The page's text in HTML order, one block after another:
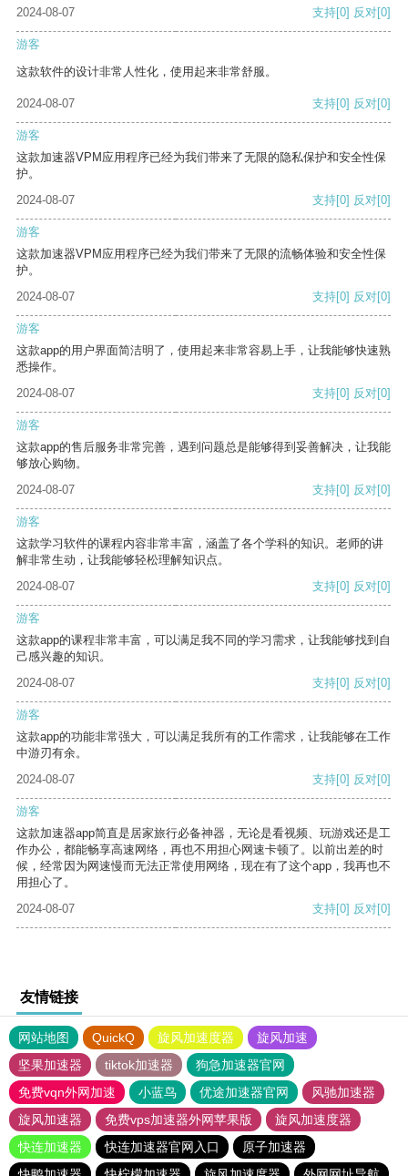
2024-08-07 支持[0] 反对[0]
游客
这款软件的设计非常人性化，使用起来非常舒服。
2024-08-07 支持[0] 反对[0]
游客
这款加速器VPM应用程序已经为我们带来了无限的隐私保护和安全性保
护。
2024-08-07
支持[0] 反对[0]
游客
这款加速器VPM应用程序已经为我们带来了无限的流畅体验和安全性保
护。
2024-08-07
支持[0] 反对[0]
游客
这款app的用户界面简洁明了，使用起来非常容易上手，让我能够快速熟
悉操作。
2024-08-07
支持[0] 反对[0]
游客
这款app的售后服务非常完善，遇到问题总是能够得到妥善解决，让我能
够放心购物。
2024-08-07
支持[0] 反对[0]
游客
这款学习软件的课程内容非常丰富，涵盖了各个学科的知识。老师的讲
解非常生动，让我能够轻松理解知识点。
2024-08-07
支持[0] 反对[0]
游客
这款app的课程非常丰富，可以满足我不同的学习需求，让我能够找到自
己感兴趣的知识。
2024-08-07
支持[0] 反对[0]
游客
这款app的功能非常强大，可以满足我所有的工作需求，让我能够在工作
中游刃有余。
2024-08-07
支持[0] 反对[0]
游客
这款加速器app简直是居家旅行必备神器，无论是看视频、玩游戏还是工
作办公，都能畅享高速网络，再也不用担心网速卡顿了。以前出差的时
候，经常因为网速慢而无法正常使用网络，现在有了这个app，我再也不
用担心了。
2024-08-07
支持[0] 反对[0]
友情链接
网站地图 QuickQ 旋风加速度器
旋风加速
坚果加速器
tiktok加速器
狗急加速器官网
免费vqn外网加速
小蓝鸟 优途加速器官网
风驰加速器
旋风加速器
免费vps加速器外网苹果版
旋风加速度器
快连加速器
快连加速器官网入口
原子加速器